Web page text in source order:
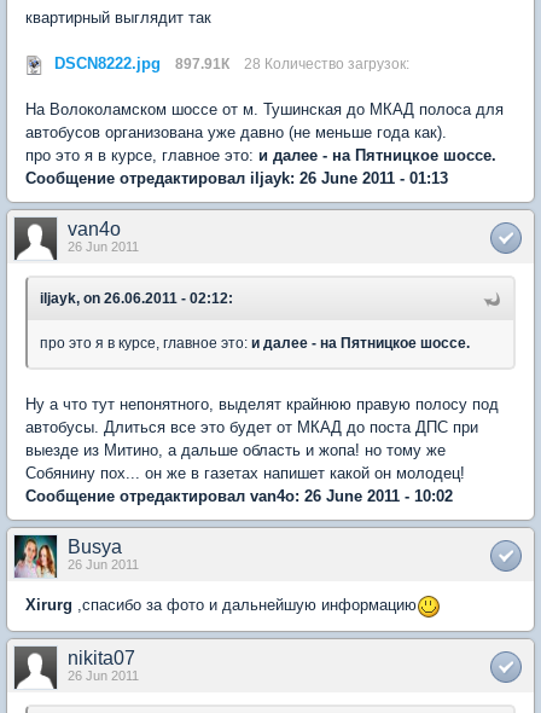
квартирный выглядит так
DSCN8222.jpg 897.91К 28 Количество загрузок:
На Волоколамском шоссе от м. Тушинская до МКАД полоса для
автобусов организована уже давно (не меньше года как).
про это я в курсе, главное это: и далее - на Пятницкое шоссе.
Сообщение отредактировал iljayk: 26 June 2011 - 01:13
van4o
26 Jun 2011
iljayk, on 26.06.2011 - 02:12:
про это я в курсе, главное это: и далее - на Пятницкое шоссе.
Ну а что тут непонятного, выделят крайнюю правую полосу под
автобусы. Длиться все это будет от МКАД до поста ДПС при
выезде из Митино, а дальше область и жопа! но тому же
Собянину пох... он же в газетах напишет какой он молодец!
Сообщение отредактировал van4o: 26 June 2011 - 10:02
Busya
26 Jun 2011
Xirurg ,спасибо за фото и дальнейшую информацию
nikita07
26 Jun 2011